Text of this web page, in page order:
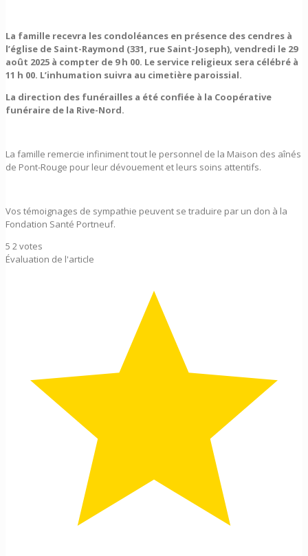
La famille recevra les condoléances en présence des cendres à
l’église de Saint-Raymond (331, rue Saint-Joseph), vendredi le 29
août 2025 à compter de 9 h 00. Le service religieux sera célébré à
11 h 00. L’inhumation suivra au cimetière paroissial.
La direction des funérailles a été confiée à la Coopérative
funéraire de la Rive-Nord.
La famille remercie infiniment tout le personnel de la Maison des aînés
de Pont-Rouge pour leur dévouement et leurs soins attentifs.
Vos témoignages de sympathie peuvent se traduire par un don à la
Fondation Santé Portneuf.
5 2votes
Évaluation de l'article